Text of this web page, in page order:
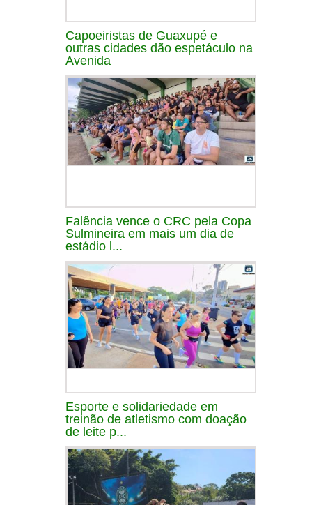
Capoeiristas de Guaxupé e
outras cidades dão espetáculo na
Avenida
Falência vence o CRC pela Copa
Sulmineira em mais um dia de
estádio l...
Esporte e solidariedade em
treinão de atletismo com doação
de leite p...